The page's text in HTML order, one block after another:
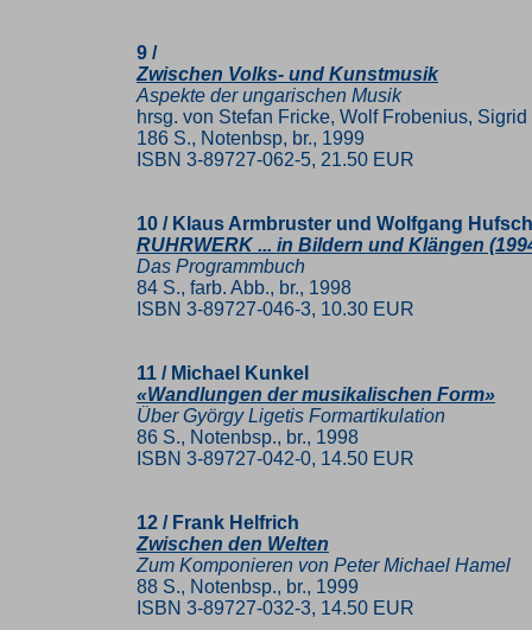
9 /
Zwischen Volks- und Kunstmusik
Aspekte der ungarischen Musik
hrsg. von Stefan Fricke, Wolf Frobenius,
186 S., Notenbsp, br., 1999
ISBN 3-89727-062-5, 21.50 EUR
10 / Klaus Armbruster und Wolfgang
RUHRWERK ... in Bildern und Klängen
Das Programmbuch
84 S., farb. Abb., br., 1998
ISBN 3-89727-046-3, 10.30 EUR
11 / Michael Kunkel
«Wandlungen der musikalischen Form»
Über György Ligetis Formartikulation
86 S., Notenbsp., br., 1998
ISBN 3-89727-042-0, 14.50 EUR
12 / Frank Helfrich
Zwischen den Welten
Zum Komponieren von Peter Michael Hamel
88 S., Notenbsp., br., 1999
ISBN 3-89727-032-3, 14.50 EUR